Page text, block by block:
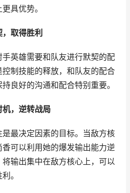
具优势。
取得胜利
英雄需要和队友进行默契的配
制技能的释放，和队友的配合
良好的沟通和配合特别重要。
，逆转战局
最决定因素的目标。当敌方核
可以利用她的爆发输出能力逆
输出集中在敌方核心上，可以
。